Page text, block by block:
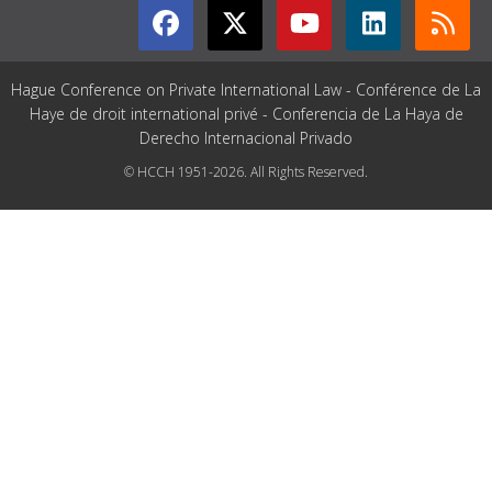
Hague Conference on Private International Law - Conférence de La
Haye de droit international privé - Conferencia de La Haya de
Derecho Internacional Privado
© HCCH 1951-2026. All Rights Reserved.